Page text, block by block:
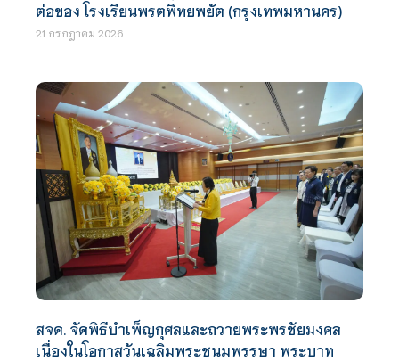
ต่อของ โรงเรียนพรตพิทยพยัต (กรุงเทพมหานคร)
21 กรกฎาคม 2026
สจด. จัดพิธีบำเพ็ญกุศลและถวายพระพรชัยมงคล
เนื่องในโอกาสวันเฉลิมพระชนมพรรษา พระบาท